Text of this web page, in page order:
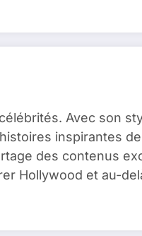
Avec son
inspirantes
des contenus
Hollywood et au-